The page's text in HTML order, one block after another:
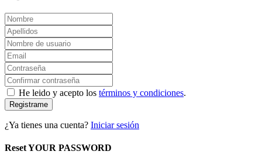
He leido y acepto los términos y condiciones.
Registrame
¿Ya tienes una cuenta? Iniciar sesión
Reset YOUR PASSWORD